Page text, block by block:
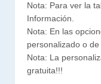
Nota: Para ver la
Información.
Nota: En las
personalizado o de
Nota: La
gratuita!!!